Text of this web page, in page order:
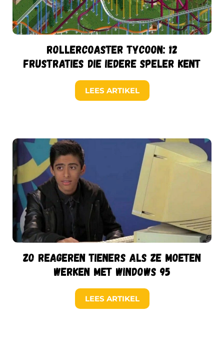
RollerCoaster Tycoon: 12
frustraties die iedere speler kent
LEES ARTIKEL
Zo reageren tieners als ze moeten
werken met Windows 95
LEES ARTIKEL